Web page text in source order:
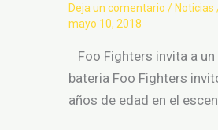
Deja un comentario / Noticias
mayo 10, 2018
Foo Fighters invita a
bateria Foo Fighters
años de edad en el